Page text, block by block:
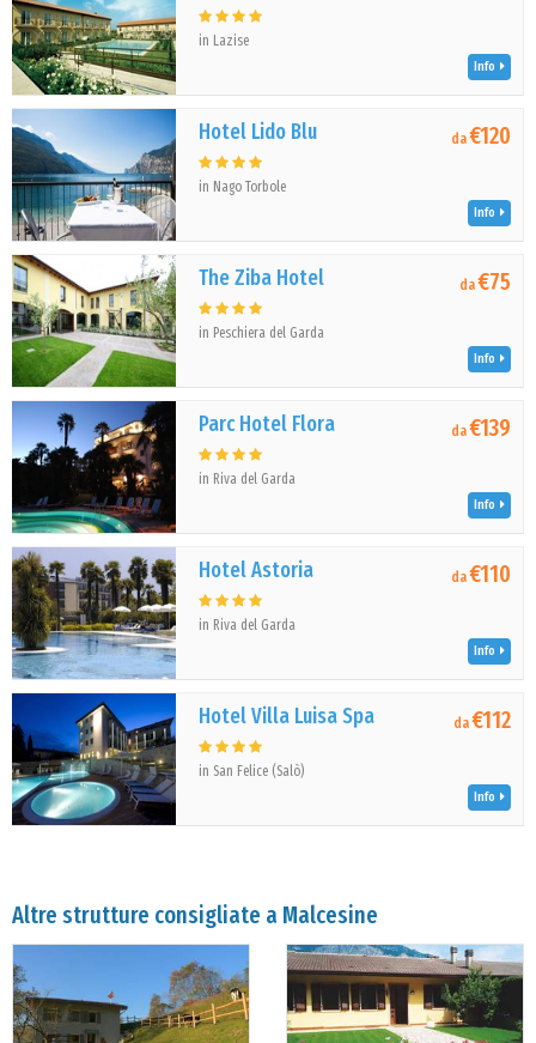
in Lazise
Info
Hotel Lido Blu
in Nago Torbole
da€120
Info
The Ziba Hotel
in Peschiera del Garda
da€75
Info
Parc Hotel Flora
in Riva del Garda
da€139
Info
Hotel Astoria
in Riva del Garda
da€110
Info
Hotel Villa Luisa Spa
in San Felice (Salò)
da€112
Info
Altre strutture consigliate a Malcesine